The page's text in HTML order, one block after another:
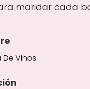
maridar cada
De Vinos